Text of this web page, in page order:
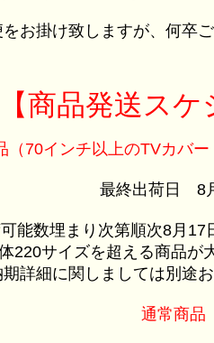
お掛け致しますが、何卒
【商品発送スケ
（70インチ以上のTVカバー
最終出荷日 8
能数埋まり次第順次8月17
220サイズを超える商品が
期詳細に関しましては別途
通常商品